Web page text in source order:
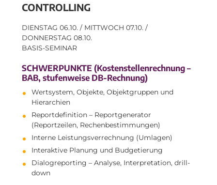
CONTROLLING
DIENSTAG 06.10. / MITTWOCH 07.10. /
DONNERSTAG 08.10.
BASIS-SEMINAR
SCHWERPUNKTE (Kostenstellenrechnung –
BAB, stufenweise DB-Rechnung)
Wertsystem, Objekte, Objektgruppen und
Hierarchien
Reportdefinition – Reportgenerator
(Reportzeilen, Rechenbestimmungen)
Interne Leistungsverrechnung (Umlagen)
Interaktive Planung und Budgetierung
Dialogreporting – Analyse, Interpretation, drill-
down